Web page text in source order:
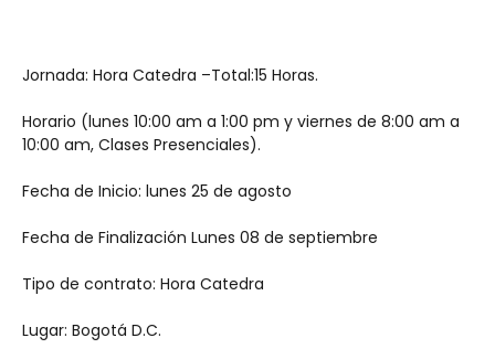
Jornada: Hora Catedra –Total:15 Horas.
Horario (lunes 10:00 am a 1:00 pm y viernes de 8:00 am a
10:00 am, Clases Presenciales).
Fecha de Inicio: lunes 25 de agosto
Fecha de Finalización Lunes 08 de septiembre
Tipo de contrato: Hora Catedra
Lugar: Bogotá D.C.